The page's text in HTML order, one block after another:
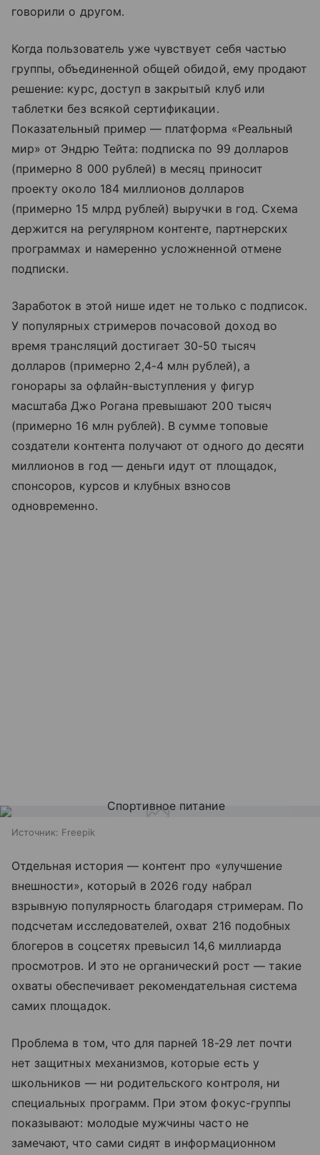
говорили о другом.
Когда пользователь уже чувствует себя частью
группы, объединенной общей обидой, ему продают
решение: курс, доступ в закрытый клуб или
таблетки без всякой сертификации.
Показательный пример — платформа «Реальный
мир» от Эндрю Тейта: подписка по 99 долларов
(примерно 8 000 рублей) в месяц приносит
проекту около 184 миллионов долларов
(примерно 15 млрд рублей) выручки в год. Схема
держится на регулярном контенте, партнерских
программах и намеренно усложненной отмене
подписки.
Заработок в этой нише идет не только с подписок.
У популярных стримеров почасовой доход во
время трансляций достигает 30-50 тысяч
долларов (примерно 2,4-4 млн рублей), а
гонорары за офлайн-выступления у фигур
масштаба Джо Рогана превышают 200 тысяч
(примерно 16 млн рублей). В сумме топовые
создатели контента получают от одного до десяти
миллионов в год — деньги идут от площадок,
спонсоров, курсов и клубных взносов
одновременно.
Источник: Freepik
Отдельная история — контент про «улучшение
внешности», который в 2026 году набрал
взрывную популярность благодаря стримерам. По
подсчетам исследователей, охват 216 подобных
блогеров в соцсетях превысил 14,6 миллиарда
просмотров. И это не органический рост — такие
охваты обеспечивает рекомендательная система
самих площадок.
Проблема в том, что для парней 18-29 лет почти
нет защитных механизмов, которые есть у
школьников — ни родительского контроля, ни
специальных программ. При этом фокус-группы
показывают: молодые мужчины часто не
замечают, что сами сидят в информационном